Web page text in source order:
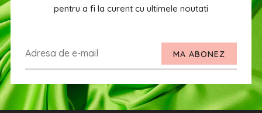
pentru a fi la curent cu ultimele noutati
MA ABONEZ